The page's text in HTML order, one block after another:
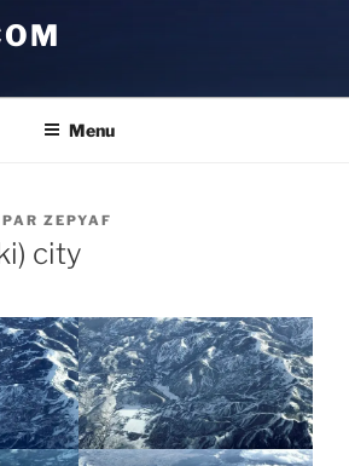
Menu
PAR ZEPYAF
city